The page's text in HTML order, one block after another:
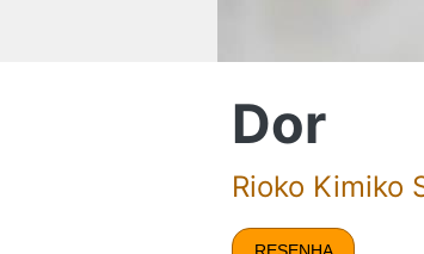
Dor
Rioko Kimiko